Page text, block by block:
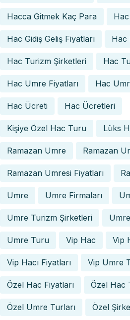
Hacca Gitmek Kaç Para
Hac Gidiş Geliş Fiyatları Hac
Hac Turizm Şirketleri Hac
Hac Umre Fiyatları Hac
Hac Ücreti Hac Ücretleri
Kişiye Özel Hac Turu Lüks
Ramazan Umre Ramazan
Ramazan Umresi Fiyatları
Umre Umre Firmaları
Umre Turizm Şirketleri
Umre Turu Vip Hac Vip
Vip Hacı Fiyatları Vip Umre
Özel Hac Fiyatları Özel Hac
Özel Umre Turları Özel